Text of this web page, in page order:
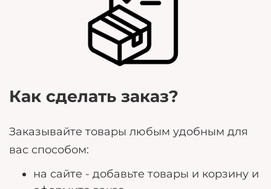
Любые дополнительные пожелания, которые
могут помочь нам лучше удовлетворить ваши
потребности.
Как сделать заказ?
Заказывайте товары любым удобным для
вас способом:
на сайте - добавьте товары и корзину и